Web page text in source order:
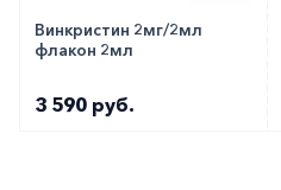
Винкристин 2мг/2мл
флакон 2мл
3 590 руб.